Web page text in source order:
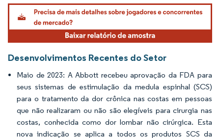
Imagem © Mordor Intelligence. O reuso requer atribuição conforme CC BY 4.0.
Desenvolvimentos Recentes do Setor
Maio de 2023: A Abbott recebeu aprovação da FDA para
seus sistemas de estimulação da medula espinhal (SCS)
para o tratamento da dor crônica nas costas em pessoas
que não realizaram ou não são elegíveis para cirurgia nas
costas, conhecida como dor lombar não cirúrgica. Esta
nova indicação se aplica a todos os produtos SCS da